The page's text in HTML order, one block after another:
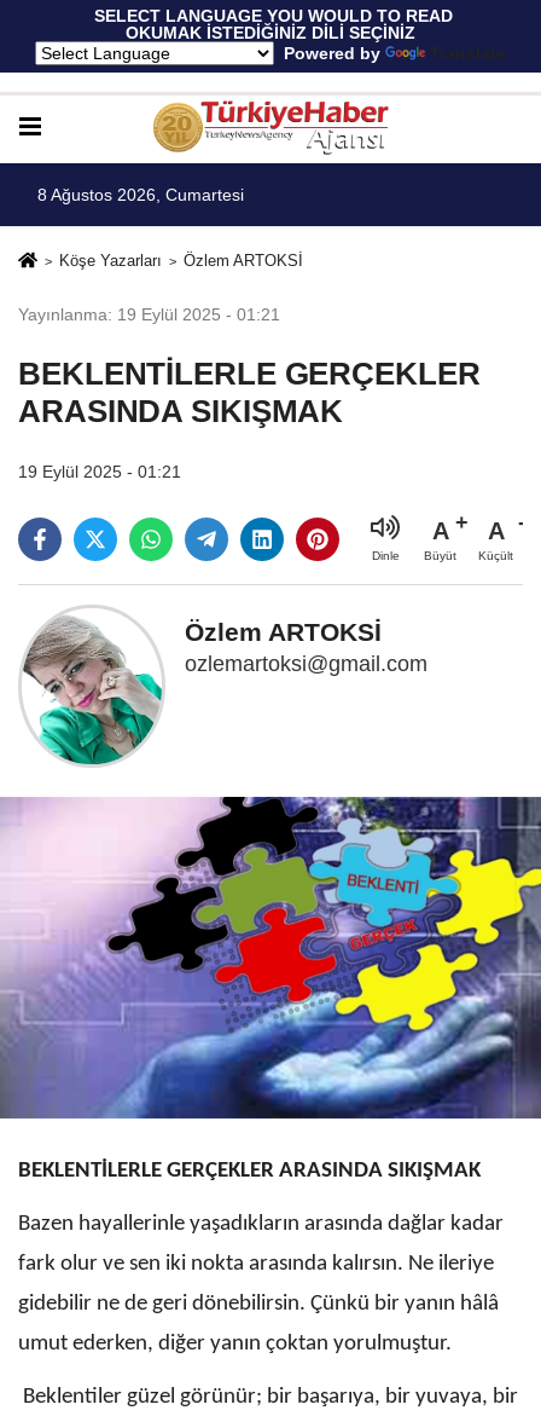
SELECT LANGUAGE YOU WOULD TO READ
OKUMAK İSTEDİĞİNİZ DİLİ SEÇİNİZ
Powered by
Translate
8 Ağustos 2026, Cumartesi
Köşe Yazarları Özlem ARTOKSİ
Yayınlanma: 19 Eylül 2025 - 01:21
BEKLENTİLERLE GERÇEKLER
ARASINDA SIKIŞMAK
19 Eylül 2025 - 01:21
Dinle
A
Büyüt
A
Küçült
Özlem ARTOKSİ
ozlemartoksi@gmail.com
BEKLENTİLERLE GERÇEKLER ARASINDA SIKIŞMAK
Bazen hayallerinle yaşadıkların arasında dağlar kadar
fark olur ve sen iki nokta arasında kalırsın. Ne ileriye
gidebilir ne de geri dönebilirsin. Çünkü bir yanın hâlâ
umut ederken, diğer yanın çoktan yorulmuştur.
Beklentiler güzel görünür; bir başarıya, bir yuvaya, bir